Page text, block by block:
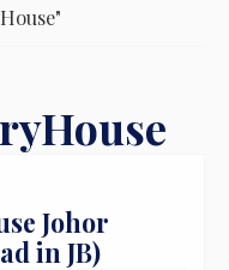
Johor
in JB)